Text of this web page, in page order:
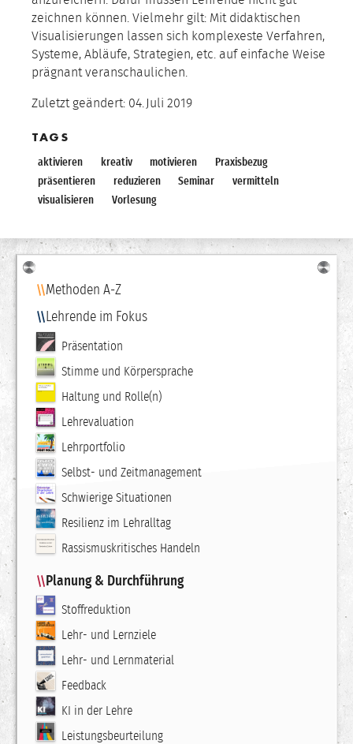
zeichnen können. Vielmehr gilt: Mit didaktischen
Visualisierungen lassen sich komplexeste Verfahren,
Systeme, Abläufe, Strategien, etc. auf einfache Weise
prägnant veranschaulichen.
Zuletzt geändert: 04.Juli 2019
TAGS
aktivieren kreativ motivieren
Praxisbezug
präsentieren
reduzieren Seminar
vermitteln
visualisieren
Vorlesung
Navigation
Methoden A-Z
Lehrende im Fokus
Präsentation
Stimme und Körpersprache
Haltung und Rolle(n)
Lehrevaluation
Lehrportfolio
Selbst- und Zeitmanagement
Schwierige Situationen
Resilienz im Lehralltag
Rassismuskritisches Handeln
Planung & Durchführung
Stoffreduktion
Lehr- und Lernziele
Lehr- und Lernmaterial
Feedback
KI in der Lehre
Leistungsbeurteilung